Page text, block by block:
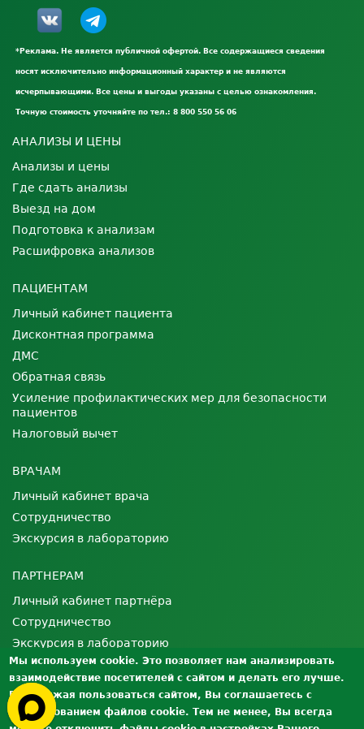
*Реклама. Не является публичной офертой. Все содержащиеся сведения
носят исключительно информационный характер и не являются
исчерпывающими. Все цены и выгоды указаны с целью ознакомления.
Точную стоимость уточняйте по тел.: 8 800 550 56 06
АНАЛИЗЫ И ЦЕНЫ
Анализы и цены
Где сдать анализы
Выезд на дом
Подготовка к анализам
Расшифровка анализов
ПАЦИЕНТАМ
Личный кабинет пациента
Дисконтная программа
ДМС
Обратная связь
Усиление профилактических мер для безопасности
пациентов
Налоговый вычет
ВРАЧАМ
Личный кабинет врача
Сотрудничество
Экскурсия в лабораторию
ПАРТНЕРАМ
Личный кабинет партнёра
Сотрудничество
Экскурсия в лабораторию
О ЛАБОРАТОРИИ
Лицензии и сертификаты
Мы используем cookie. Это позволяет нам анализировать
взаимодействие посетителей с сайтом и делать его лучше.
Продолжая пользоваться сайтом, Вы соглашаетесь с
использованием файлов cookie. Тем не менее, Вы всегда